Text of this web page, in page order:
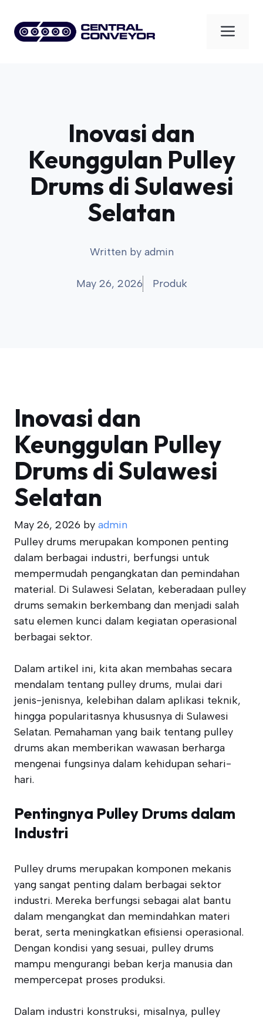
content
Inovasi dan
Keunggulan Pulley
Drums di Sulawesi
Selatan
Written by admin
May 26, 2026 Produk
Inovasi dan
Keunggulan Pulley
Drums di Sulawesi
Selatan
May 26, 2026 by admin
Pulley drums merupakan komponen penting
dalam berbagai industri, berfungsi untuk
mempermudah pengangkatan dan pemindahan
material. Di Sulawesi Selatan, keberadaan pulley
drums semakin berkembang dan menjadi salah
satu elemen kunci dalam kegiatan operasional
berbagai sektor.
Dalam artikel ini, kita akan membahas secara
mendalam tentang pulley drums, mulai dari
jenis-jenisnya, kelebihan dalam aplikasi teknik,
hingga popularitasnya khususnya di Sulawesi
Selatan. Pemahaman yang baik tentang pulley
drums akan memberikan wawasan berharga
mengenai fungsinya dalam kehidupan sehari-
hari.
Pentingnya Pulley Drums dalam
Industri
Pulley drums merupakan komponen mekanis
yang sangat penting dalam berbagai sektor
industri. Mereka berfungsi sebagai alat bantu
dalam mengangkat dan memindahkan materi
berat, serta meningkatkan efisiensi operasional.
Dengan kondisi yang sesuai, pulley drums
mampu mengurangi beban kerja manusia dan
mempercepat proses produksi.
Dalam industri konstruksi, misalnya, pulley